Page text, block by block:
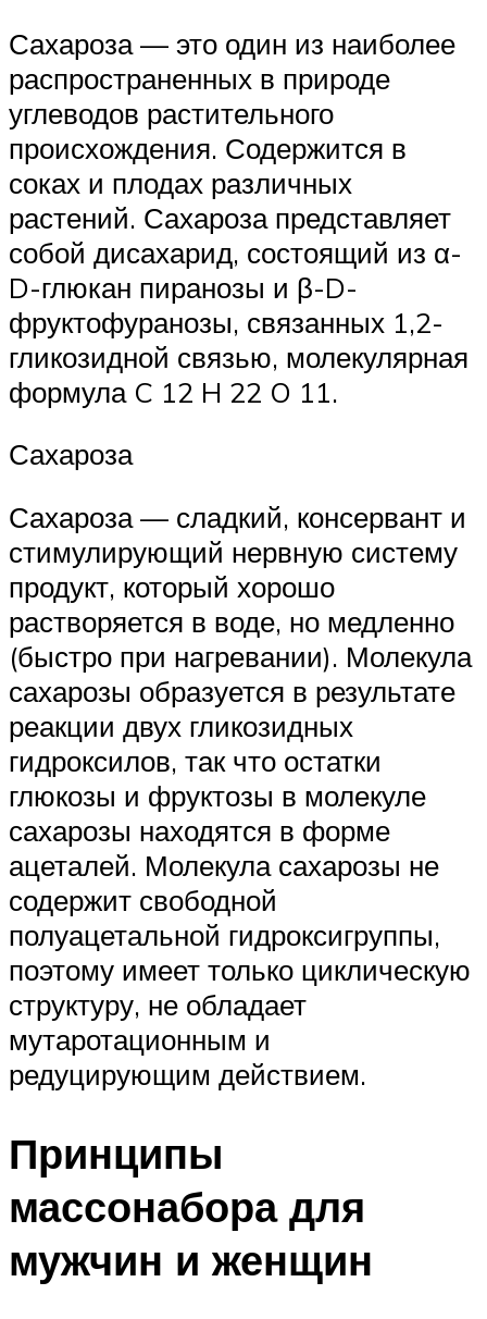
Сахароза — это один из наиболее
распространенных в природе
углеводов растительного
происхождения. Содержится в
соках и плодах различных
растений. Сахароза представляет
собой дисахарид, состоящий из α-
D-глюкан пиранозы и β-D-
фруктофуранозы, связанных 1,2-
гликозидной связью, молекулярная
формула C 12 H 22 O 11.
Сахароза
Сахароза — сладкий, консервант и
стимулирующий нервную систему
продукт, который хорошо
растворяется в воде, но медленно
(быстро при нагревании). Молекула
сахарозы образуется в результате
реакции двух гликозидных
гидроксилов, так что остатки
глюкозы и фруктозы в молекуле
сахарозы находятся в форме
ацеталей. Молекула сахарозы не
содержит свободной
полуацетальной гидроксигруппы,
поэтому имеет только циклическую
структуру, не обладает
мутаротационным и
редуцирующим действием.
Принципы
массонабора для
мужчин и женщин